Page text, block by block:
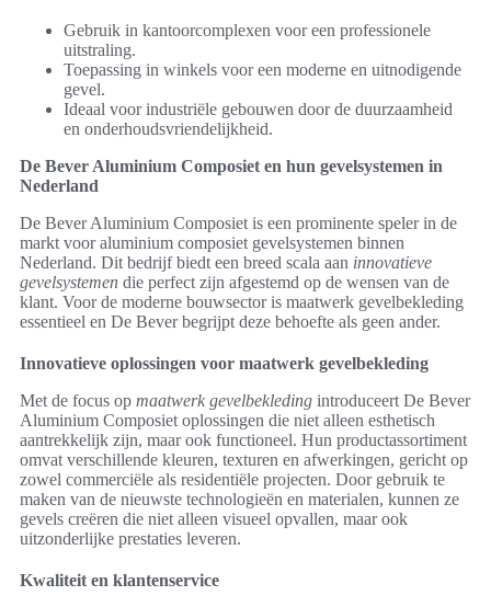
Gebruik in kantoorcomplexen voor een professionele
uitstraling.
Toepassing in winkels voor een moderne en uitnodigende
gevel.
Ideaal voor industriële gebouwen door de duurzaamheid
en onderhoudsvriendelijkheid.
De Bever Aluminium Composiet en hun gevelsystemen in
Nederland
De Bever Aluminium Composiet is een prominente speler in de
markt voor aluminium composiet gevelsystemen binnen
Nederland. Dit bedrijf biedt een breed scala aan innovatieve
gevelsystemen die perfect zijn afgestemd op de wensen van de
klant. Voor de moderne bouwsector is maatwerk gevelbekleding
essentieel en De Bever begrijpt deze behoefte als geen ander.
Innovatieve oplossingen voor maatwerk gevelbekleding
Met de focus op maatwerk gevelbekleding introduceert De Bever
Aluminium Composiet oplossingen die niet alleen esthetisch
aantrekkelijk zijn, maar ook functioneel. Hun productassortiment
omvat verschillende kleuren, texturen en afwerkingen, gericht op
zowel commerciële als residentiële projecten. Door gebruik te
maken van de nieuwste technologieën en materialen, kunnen ze
gevels creëren die niet alleen visueel opvallen, maar ook
uitzonderlijke prestaties leveren.
Kwaliteit en klantenservice